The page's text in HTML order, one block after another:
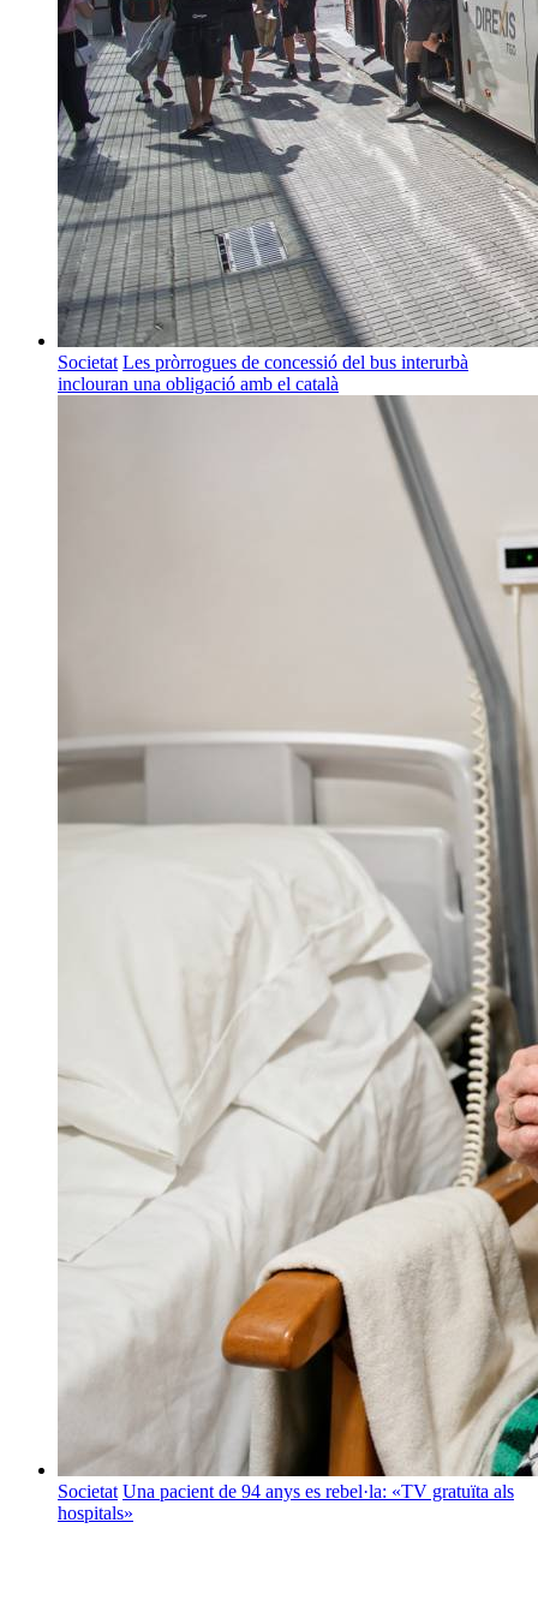
Societat Les pròrrogues de concessió del bus interurbà
inclouran una obligació amb el català
Societat Una pacient de 94 anys es rebel·la: «TV gratuïta als
hospitals»